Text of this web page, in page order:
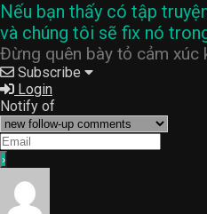
Nếu bạn thấy có tập
và chúng tôi sẽ fix nó
Đừng quên bày tỏ cảm xúc
Subscribe
Login
Notify of